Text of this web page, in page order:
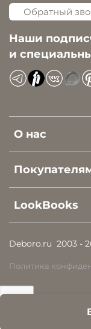
О нас
LookBooks
Обратный
Наши
и
Deboro.ru 2003 -
Политика